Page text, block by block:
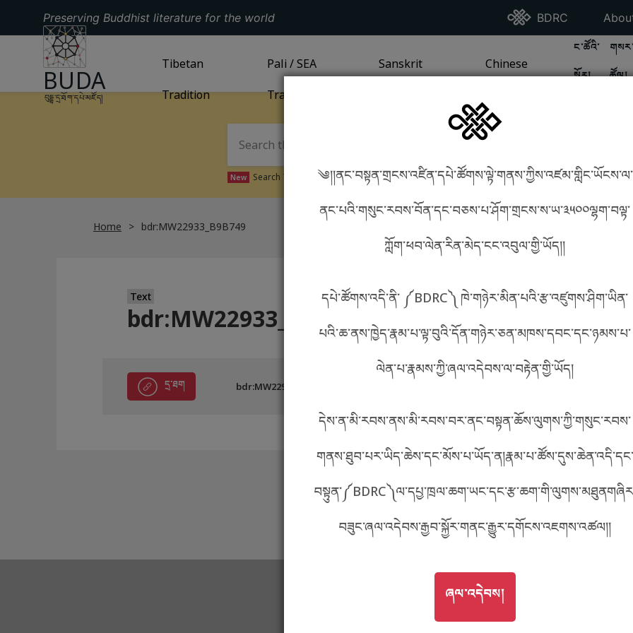
བོད་ཡིག
English
ភាសាខ្មែរ
Preserving Buddhist literature for the world Go To BDRC
BDRC Go
GO TO HOMEPAGE
BUDA
བུདྡྷ་དྲ་ཐོག་དཔེ་མཛོད།
GO TOTIBETAN TRADITIONPAGE
Tibetan
Tradition
GO TOPALI / SEA TRADITIONPAGE
Pali / SEA
Tradition
GO TOSANSKRIT TRADITION
Sanskrit
GO TOCHINESE TRADITION
Chinese
GO TO
ང་ཚོའི་
སྐོར།
GO
ཚོལ།
༄།།ནང་བསྟན་གྲངས་འཛིན་དཔེ་ཚོགས་ལྟེ་གནས་ཀྱིས་འཛམ་གླིང་ཡོངས་ལ་
ནང་པའི་གསུང་རབས་བོན་དང་བཅས་པ་ཤོག་གྲངས་ས་ཡ་༣༥༠༠ལྷག་བལྟ་
ཀློག་ཕབ་ལེན་རིན་མེད་ངང་འབུལ་གྱི་ཡོད།།
དཔེ་ཚོགས་འདི་ནི་ ༼BDRC༽ ཁེ་གཉེར་མིན་པའི་རྩ་འཛུགས་ཤིག་ཡིན་
པའི་ཆ་ནས་ཁྱེད་རྣམ་པ་ལྟ་བུའི་དོན་གཉེར་ཅན་མཁས་དབང་དང་ཉམས་པ་
ལེན་པ་རྣམས་ཀྱི་ཞལ་འདེབས་ལ་བརྟེན་གྱི་ཡོད།
དེས་ན་མི་རབས་ནས་མི་རབས་བར་ནང་བསྟན་ཆོས་ལུགས་ཀྱི་གསུང་རབས་
གནས་ཐུབ་པར་ཡིད་ཆེས་དང་མོས་པ་ཡོད་ན།རྣམ་པ་ཚོས་དུས་ཆེན་འདི་དང་
བཟུང་ཞལ་འདེབས་རྒྱབ་སྐྱོར་གནང་རྒྱུར་དགོངས་འཇགས་འཚལ།།
GO TOཞལ་འདེབས།
ཞལ་འདེབས།
New Search Tibetan in phonetics! How to find things?
Home bdr:MW22933_B9B749
Text
bdr:MW22933_B9B749
དྲ་ཐག bdr:MW22933_B9B749 metadata ཕབ་ལེན། འདིའི་ཡོང་ཁུངས།